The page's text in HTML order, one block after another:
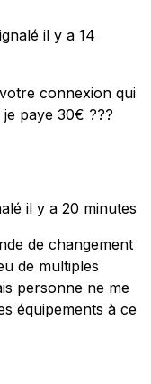
il y a 14
connexion qui
paye 30€ ???
il y a 20 minutes
de changement
de multiples
personne ne me
équipements à ce